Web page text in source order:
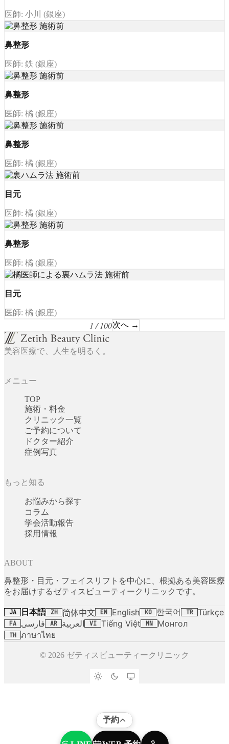
医師: 小川 (銀座)
鼻整形
医師: 鉄 (銀座)
鼻整形
医師: 橘 (銀座)
鼻整形
医師: 橘 (銀座)
目元
医師: 橘 (銀座)
鼻整形
医師: 橘 (銀座)
目元
医師: 橘 (銀座)
1 / 100次へ →
美容医療で、人生を明るく。
メニュー
TOP
施術・料金
クリニック一覧
ご予約について
ドクター紹介
症例写真
もっと知る
お悩みから探す
コラム
学会活動報告
採用情報
ABOUT
鼻整形・目元・フェイスリフトを中心に、根拠ある美容医療
をお届けするゼティスビューティークリニックです。
JA 日本語 ZH 简体中文 EN English KO 한국어 TR Türkçe
FA فارسی AR العربية VI Tiếng Việt MN Монгол
TH ภาษาไทย
© 2026 ゼティスビューティークリニック
予約